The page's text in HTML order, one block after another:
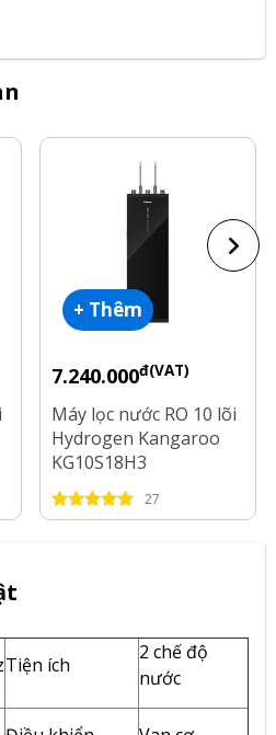
+ Thêm
7.240.000đ(VAT)
Máy lọc nước RO 10 lõi
Hydrogen Kangaroo
KG10S18H3
27
Tiện ích
2 chế độ
nước